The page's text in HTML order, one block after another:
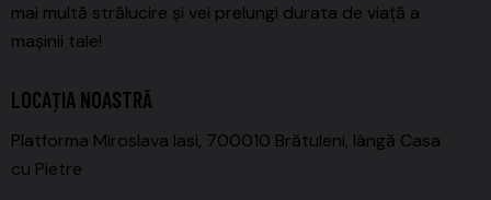
mai multă strălucire și vei prelungi durata de viață a
mașinii tale!
LOCAȚIA NOASTRĂ
Platforma Miroslava Iasi, 700010 Brătuleni, lângă Casa
cu Pietre